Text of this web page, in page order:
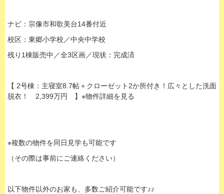
ナビ：宗像市和歌美台14番付近
校区：東郷小学校／中央中学校
残り1棟販売中／全3区画／現状：完成済
【 2号棟：主寝室8.7帖＋クローゼット2か所付き！広々とした洗面
脱衣！ 2,399万円 】※物件詳細を見る
※複数の物件を同日見学も可能です
（その際は事前にご連絡ください）
以下物件以外のお家も、多数ご紹介可能です♪♪